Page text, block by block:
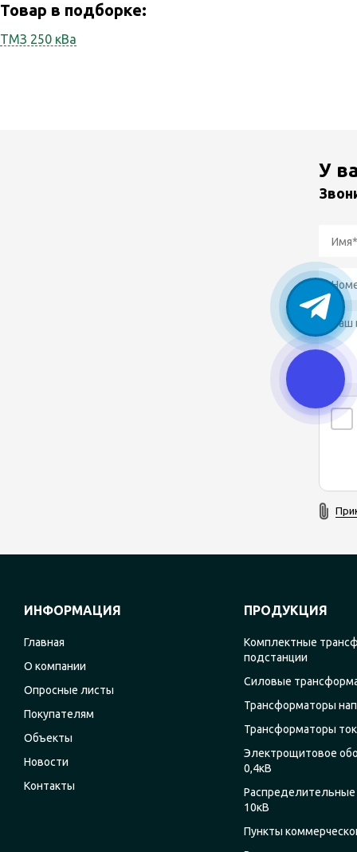
Товар в подборке:
ТМЗ 250 кВа
У
ИНФОРМАЦИЯ
Главная
О компании
Опросные листы
Покупателям
Объекты
Новости
Контакты
ПРОДУКЦИЯ
Комплектные
подстанции
Силовые
Трансформаторы
Трансформаторы
Электрощитовое
0,4кВ
Распределительные
10кВ
Пункты